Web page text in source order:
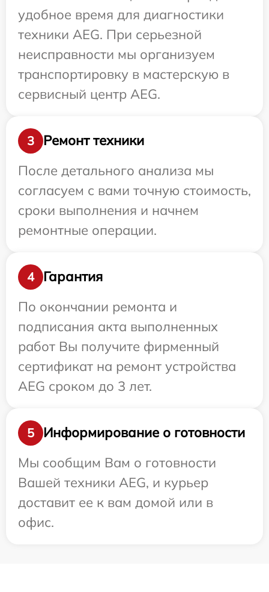
удобное время для диагностики
техники AEG. При серьезной
неисправности мы организуем
транспортировку в мастерскую в
сервисный центр AEG.
3
Ремонт техники
После детального анализа мы
согласуем с вами точную стоимость,
сроки выполнения и начнем
ремонтные операции.
4
Гарантия
По окончании ремонта и
подписания акта выполненных
работ Вы получите фирменный
сертификат на ремонт устройства
AEG сроком до 3 лет.
5
Информирование о готовности
Мы сообщим Вам о готовности
Вашей техники AEG, и курьер
доставит ее к вам домой или в
офис.